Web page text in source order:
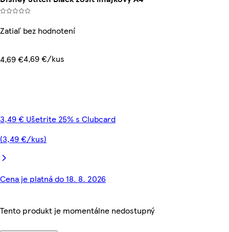
Zatiaľ bez hodnotení
4,69 €4,69 €/kus
3,49 € Ušetrite 25% s Clubcard
(3,49 €/kus)
Cena je platná do 18. 8. 2026
Tento produkt je momentálne nedostupný